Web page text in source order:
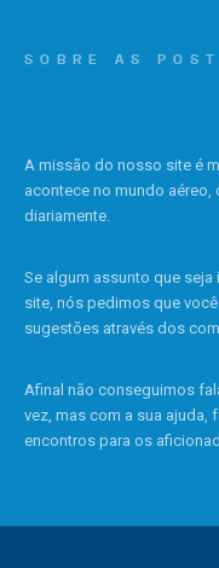
SOBRE AS
A missão do nosso site é
acontece no mundo
diariamente.
Se algum assunto que
site, nós pedimos que
sugestões através dos
Afinal não conseguimos
vez, mas com a sua ajuda,
encontros para os